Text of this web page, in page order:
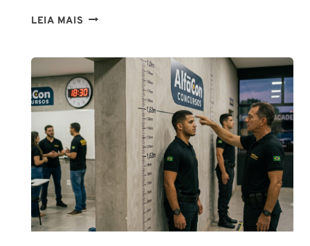
LEIA MAIS CONCURSOS
PMPE
2026:
ATÉ
FINAL
DESTE
ANO!